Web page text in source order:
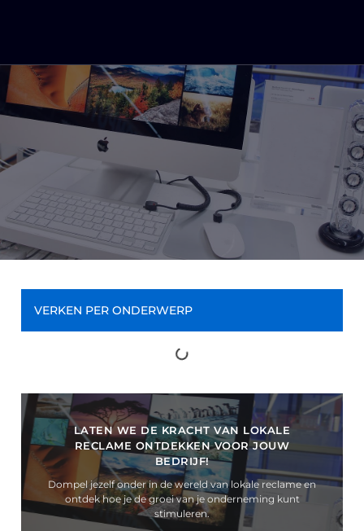
VERKEN PER ONDERWERP
LATEN WE DE KRACHT VAN LOKALE
RECLAME ONTDEKKEN VOOR JOUW
BEDRIJF!
Dompel jezelf onder in de wereld van lokale reclame en
ontdek hoe je de groei van je onderneming kunt
stimuleren.